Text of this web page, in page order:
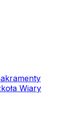
Wiary